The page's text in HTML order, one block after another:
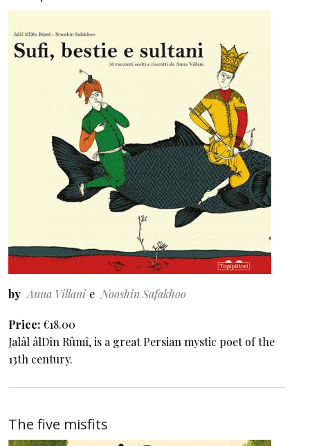
by Anna Villani Nooshin Safakhoo
Price €18.00
Jalâl âlDîn Rûmî, is a great Persian mystic poet of the
13th century.
The five misfits